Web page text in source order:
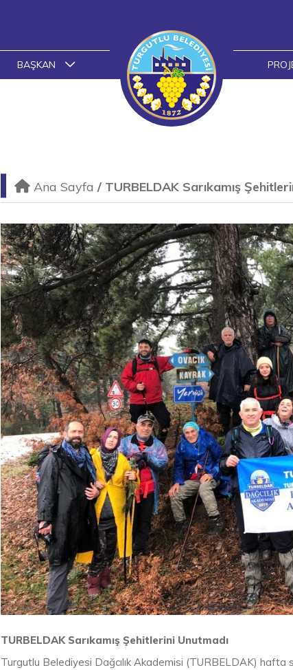
BAŞKAN
Ana Sayfa / TURBELDAK Sarıkamış
TURBELDAK Sarıkamış Şehitlerini Unutmadı
Turgutlu Belediyesi Dağcılık Akademisi (TURBELDAK) hafta